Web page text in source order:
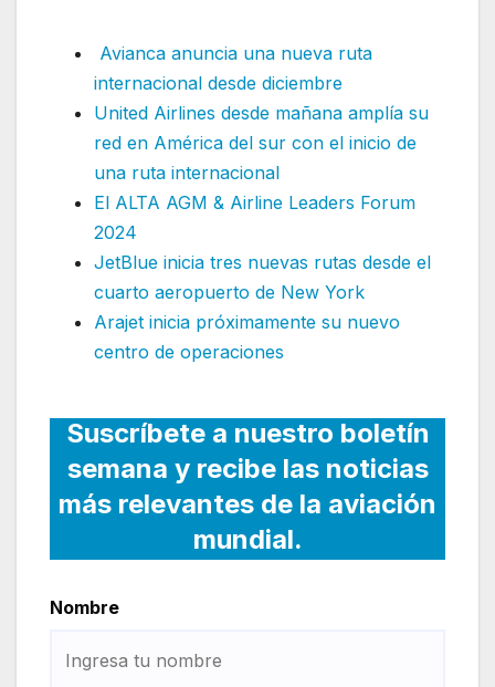
Avianca anuncia una nueva ruta
internacional desde diciembre
United Airlines desde mañana amplía su
red en América del sur con el inicio de
una ruta internacional
El ALTA AGM & Airline Leaders Forum
2024
JetBlue inicia tres nuevas rutas desde el
cuarto aeropuerto de New York
Arajet inicia próximamente su nuevo
centro de operaciones
Suscríbete a nuestro boletín
semana y recibe las noticias
más relevantes de la aviación
mundial.
Nombre